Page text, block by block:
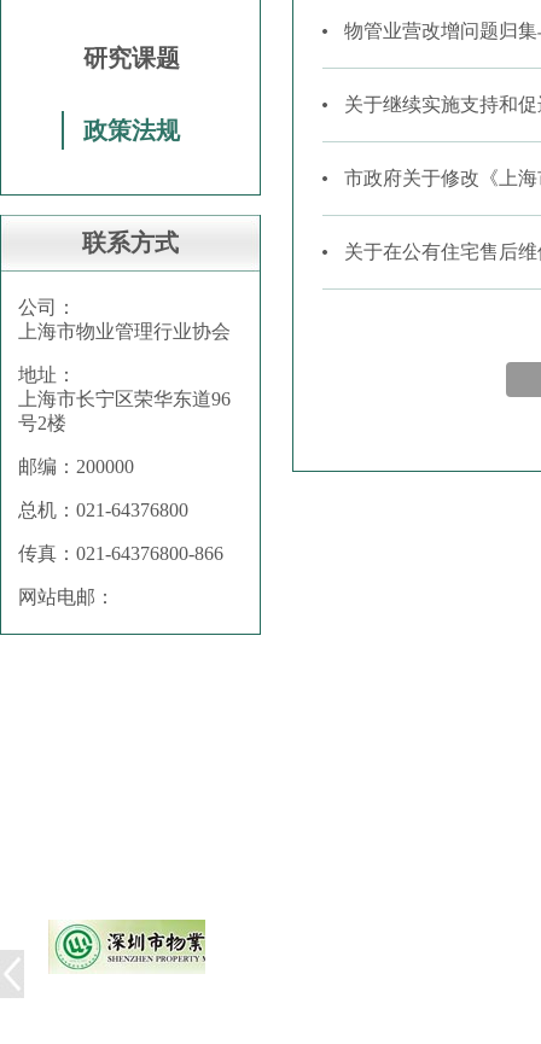
研究课题
政策法规
联系方式
公司：
上海市物业管理行业协会
地址：
上海市长宁区荣华东道96
号2楼
邮编：200000
总机：021-64376800
传真：021-64376800-866
网站电邮：
物管业营改增问题归
关于继续实施支持和
市政府关于修改《上
关于在公有住宅售后